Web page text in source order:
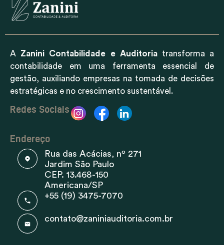
A Zanini Contabilidade e Auditoriatransforma a
contabilidade em uma ferramenta essencial de
gestão, auxiliando empresas na tomada de decisões
estratégicas e no crescimento sustentável.
Redes Sociais
Endereço
Rua das Acácias, nº 271
Jardim São Paulo
CEP. 13.468-150
Americana/SP
+55 (19) 3475-7070
contato@zaniniauditoria.com.br